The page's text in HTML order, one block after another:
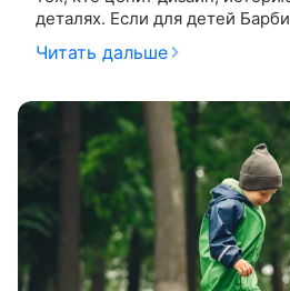
деталях. Если для детей
играм, то для подростков и
становится объектом
Читать дальше